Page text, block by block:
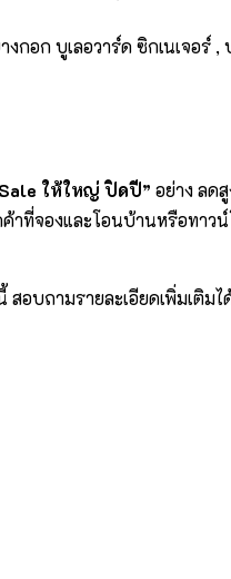
ก บูเลอวาร์ด ซิกเนเจอร์ ,
ให้ใหญ่ ปิดปี” อย่าง ลด
าที่จองและโอนบ้านหรือทาว
สอบถามรายละเอียดเพิ่มเติมไ